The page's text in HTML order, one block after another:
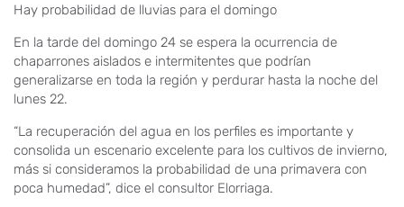
Hay probabilidad de lluvias para el domingo
En la tarde del domingo 24 se espera la ocurrencia de
chaparrones aislados e intermitentes que podrían
generalizarse en toda la región y perdurar hasta la noche del
lunes 22.
“La recuperación del agua en los perfiles es importante y
consolida un escenario excelente para los cultivos de invierno,
más si consideramos la probabilidad de una primavera con
poca humedad”, dice el consultor Elorriaga.